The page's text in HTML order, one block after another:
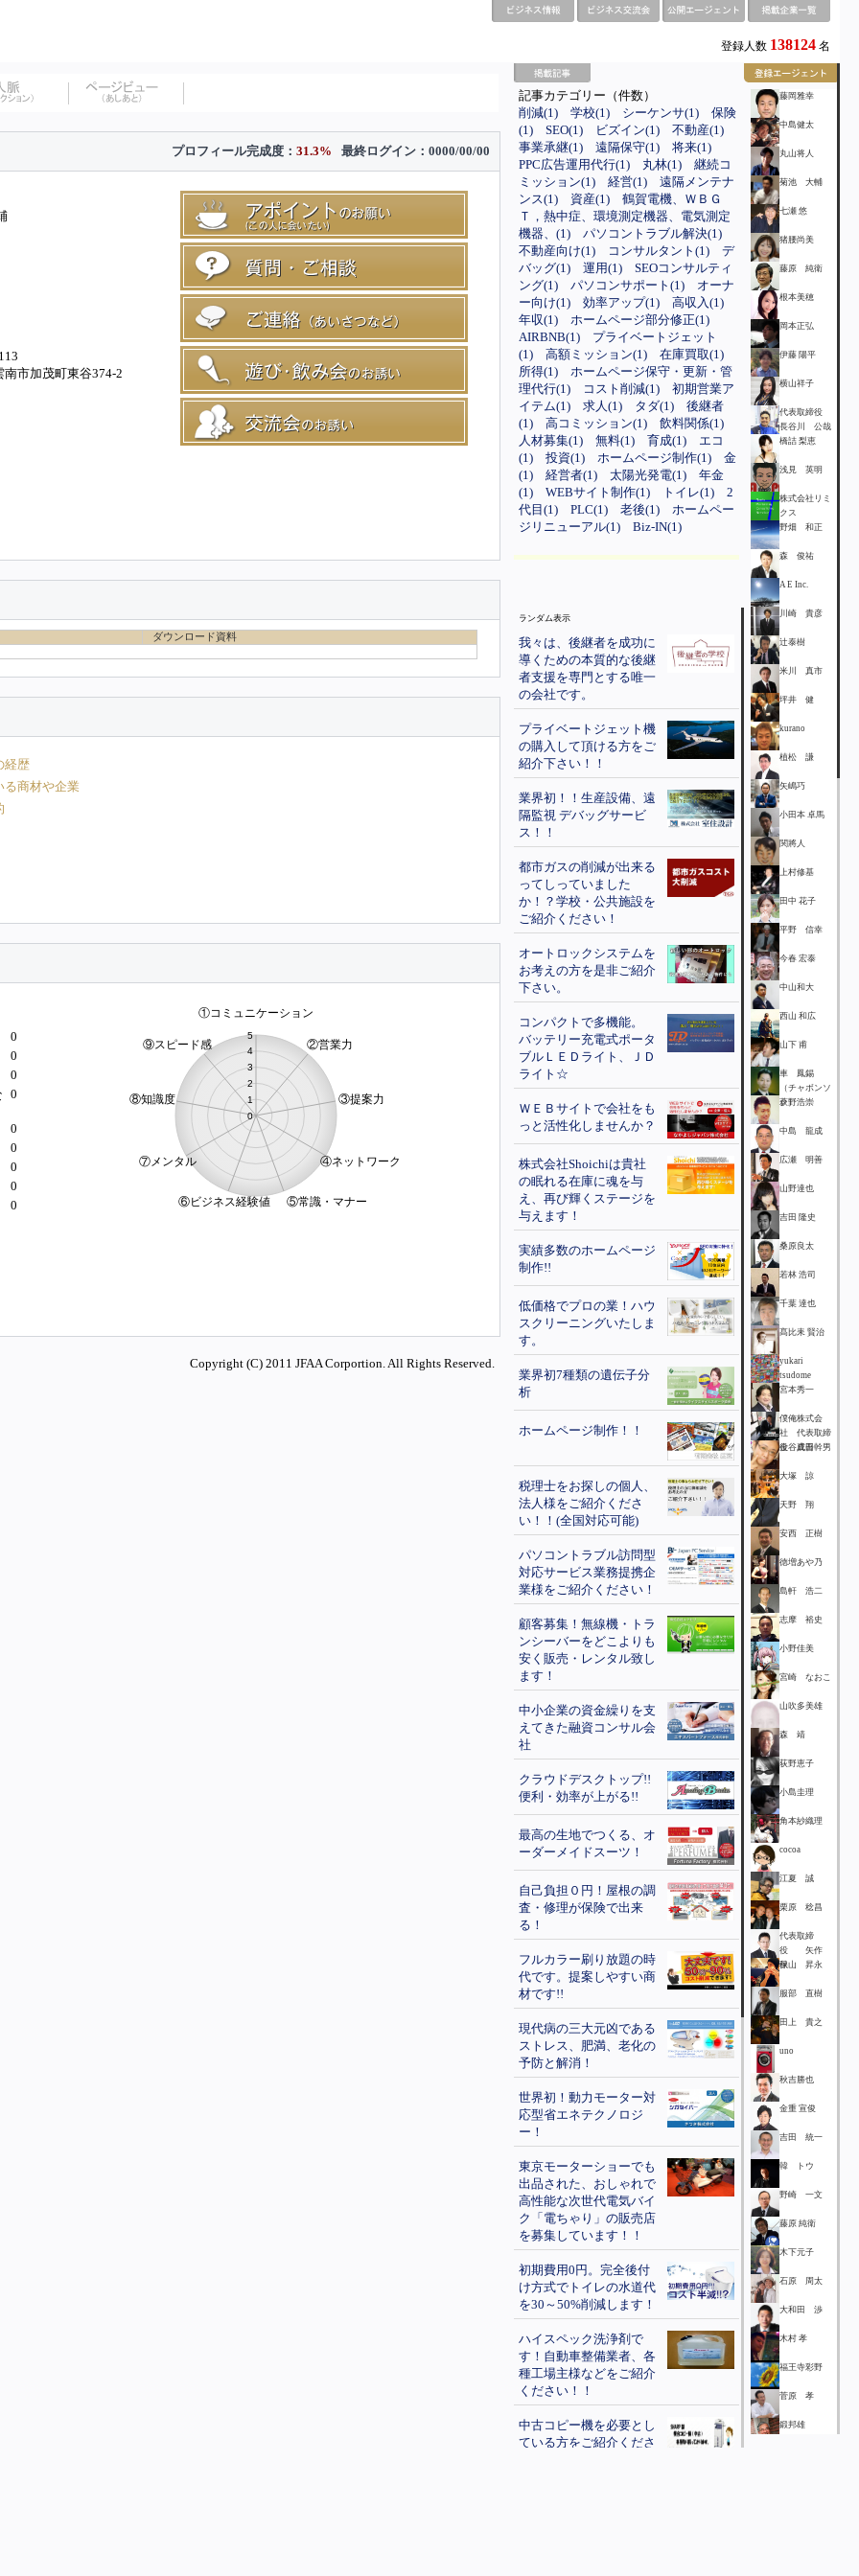
登録人数 138124 名
最終ログイン： 0000/00/00
プロフィール完成度： 31.3%
南市加茂町東谷374-2
ダウンロード資料
経歴
る商材や企業
0
0
0
0
0
0
0
0
0
Copyright (C) 2011 JFAA Corportion. All Rights Reserved.
記事カテゴリー（件数）
削減(1)
学校(1) シーケンサ(1)
保険
(1)
SEO(1) ビズイン(1)
不動産(1)
事業承継(1)
遠隔保守(1)
将来(1)
PPC広告運用代行(1)
丸林(1)
継続コ
ミッション(1)
経営(1)
遠隔メンテナ
ンス(1)
資産(1)
鶴賀電機、ＷＢＧ
Ｔ，熱中症、環境測定機器、電気測定
機器、(1)
パソコントラブル解決(1)
不動産向け(1)
コンサルタント(1)
デ
バッグ(1)
運用(1)
SEOコンサルティ
ング(1)
パソコンサポート(1)
オーナ
ー向け(1)
効率アップ(1)
高収入(1)
年収(1)
ホームページ部分修正(1)
AIRBNB(1)
プライベートジェット
(1)
高額ミッション(1)
在庫買取(1)
所得(1)
ホームページ保守・更新・管
理代行(1)
コスト削減(1)
初期営業ア
イテム(1)
求人(1) タダ(1)
後継者
(1)
高コミッション(1)
飲料関係(1)
人材募集(1)
無料(1) 育成(1)
エコ
(1)
投資(1) ホームページ制作(1)
金
(1)
経営者(1) 太陽光発電(1)
年金
(1)
WEBサイト制作(1) トイレ(1)
2
代目(1)
PLC(1) 老後(1)
ホームペー
ジリニューアル(1)
Biz-IN(1)
ランダム表示
我々は、後継者を成功に
導くための本質的な後継
者支援を専門とする唯一
の会社です。
プライベートジェット機
の購入して頂ける方をご
紹介下さい！！
業界初！！生産設備、遠
隔監視 デバッグサービ
ス！！
都市ガスの削減が出来る
ってしっていました
か！？学校・公共施設を
ご紹介ください！
オートロックシステムを
お考えの方を是非ご紹介
下さい。
コンパクトで多機能。
バッテリー充電式ポータ
ブルＬＥＤライト、ＪＤ
ライト☆
ＷＥＢサイトで会社をも
っと活性化しませんか？
株式会社Shoichiは貴社
の眠れる在庫に魂を与
え、再び輝くステージを
与えます！
実績多数のホームページ
制作!!
低価格でプロの業！ハウ
スクリーニングいたしま
す。
業界初7種類の遺伝子分
析
ホームページ制作！！
税理士をお探しの個人、
法人様をご紹介くださ
い！！(全国対応可能)
パソコントラブル訪問型
対応サービス業務提携企
業様をご紹介ください！
顧客募集！無線機・トラ
ンシーバーをどこよりも
安く販売・レンタル致し
ます！
中小企業の資金繰りを支
えてきた融資コンサル会
社
クラウドデスクトップ!!
便利・効率が上がる!!
最高の生地でつくる、オ
ーダーメイドスーツ！
自己負担０円！屋根の調
査・修理が保険で出来
る！
フルカラー刷り放題の時
代です。提案しやすい商
材です!!
現代病の三大元凶である
ストレス、肥満、老化の
予防と解消！
世界初！動力モーター対
応型省エネテクノロジ
ー！
東京モーターショーでも
出品された、おしゃれで
高性能な次世代電気バイ
ク「電ちゃり」の販売店
を募集しています！！
初期費用0円。完全後付
け方式でトイレの水道代
を30～50%削減します！
ハイスペック洗浄剤で
す！自動車整備業者、各
種工場主様などをご紹介
ください！！
中古コピー機を必要とし
ている方をご紹介くださ
藤岡雅幸
中島健太
丸山将人
菊池 大輔
七瀬 悠
猪腰尚美
藤原 純衛
根本美穂
岡本正弘
伊藤 陽平
横山祥子
代表取締役
長谷川 公哉
橋詰 梨恵
浅見 英明
株式会社リミ
クス
野畑 和正
森 俊祐
A E Inc.
川崎 貴彦
辻泰樹
米川 真市
坪井 健
kurano
植松 謙
矢嶋巧
小田本 卓馬
関將人
上村修基
田中 花子
平野 信幸
今春 宏泰
中山和大
西山 和広
山下 甫
車 鳳錫
（チャボンソ
ク）
萩野浩崇
中島 龍成
広瀬 明善
山野達也
吉田 隆史
桑原良太
若林 浩司
千葉 達也
髙比耒 賢治
yukari
tsudome
宮本秀一
僕俺株式会
社 代表取締
役 成田幹男
金谷真吾
大塚 諒
天野 翔
安西 正樹
徳増あや乃
島軒 浩二
志摩 裕史
小野佳美
宮崎 なおこ
山吹多美雄
森 靖
荻野恵子
小島圭理
角本紗織理
cocoa
江夏 誠
栗原 稔昌
代表取締
役 矢作
保
秋山 昇永
服部 直樹
田上 貴之
uno
秋吉勝也
金重 宣俊
吉田 統一
韓 トウ
野崎 一文
藤原 純衛
木下元子
石原 周太
大和田 渉
木村 孝
福王寺彩野
菅原 孝
鍛邦雄